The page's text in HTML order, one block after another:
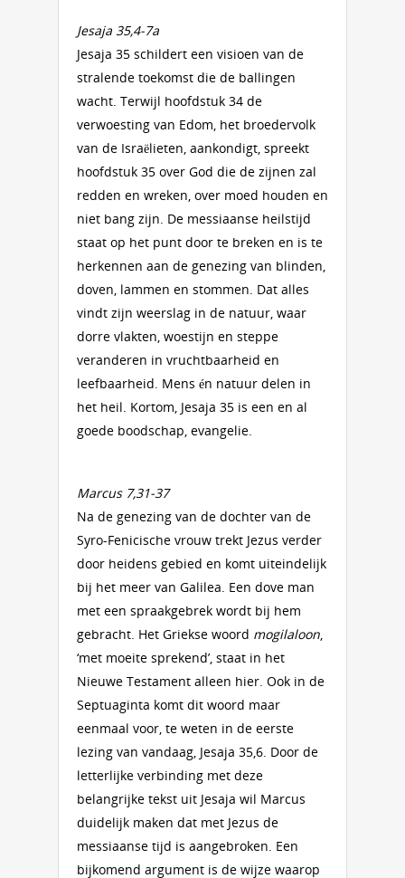
Jesaja 35,4-7a
Jesaja 35 schildert een visioen van de
stralende toekomst die de ballingen
wacht. Terwijl hoofdstuk 34 de
verwoesting van Edom, het broedervolk
van de Israëlieten, aankondigt, spreekt
hoofdstuk 35 over God die de zijnen zal
redden en wreken, over moed houden en
niet bang zijn. De messiaanse heilstijd
staat op het punt door te breken en is te
herkennen aan de genezing van blinden,
doven, lammen en stommen. Dat alles
vindt zijn weerslag in de natuur, waar
dorre vlakten, woestijn en steppe
veranderen in vruchtbaarheid en
leefbaarheid. Mens én natuur delen in
het heil. Kortom, Jesaja 35 is een en al
goede boodschap, evangelie.
Marcus 7,31-37
Na de genezing van de dochter van de
Syro-Fenicische vrouw trekt Jezus verder
door heidens gebied en komt uiteindelijk
bij het meer van Galilea. Een dove man
met een spraakgebrek wordt bij hem
gebracht. Het Griekse woord mogilaloon,
‘met moeite sprekend’, staat in het
Nieuwe Testament alleen hier. Ook in de
Septuaginta komt dit woord maar
eenmaal voor, te weten in de eerste
lezing van vandaag, Jesaja 35,6. Door de
letterlijke verbinding met deze
belangrijke tekst uit Jesaja wil Marcus
duidelijk maken dat met Jezus de
messiaanse tijd is aangebroken. Een
bijkomend argument is de wijze waarop